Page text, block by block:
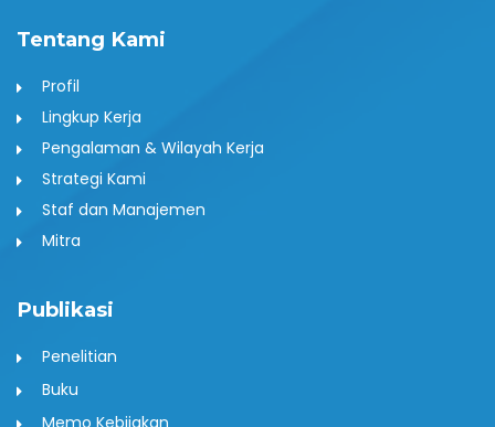
Tentang Kami
Profil
Lingkup Kerja
Pengalaman & Wilayah Kerja
Strategi Kami
Staf dan Manajemen
Mitra
Publikasi
Penelitian
Buku
Memo Kebijakan